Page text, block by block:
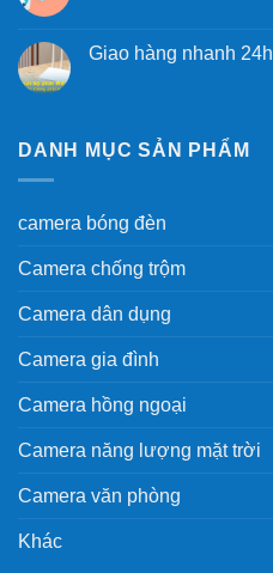
Giao hàng nhanh 24h
DANH MỤC SẢN PHẨM
camera bóng đèn
Camera chống trộm
Camera dân dụng
Camera gia đình
Camera hồng ngoại
Camera năng lượng mặt trời
Camera văn phòng
Khác